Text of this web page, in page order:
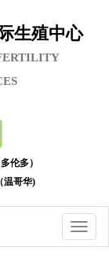
生殖中心
伦多）
温哥华)